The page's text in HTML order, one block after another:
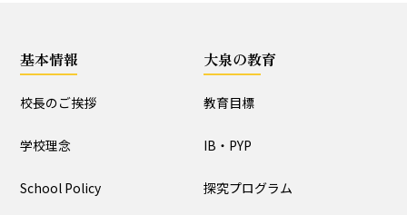
基本情報
基本情報
校長のご挨拶
学校理念
School Policy
大泉の教育
教育目標
IB・PYP
探究プログラム